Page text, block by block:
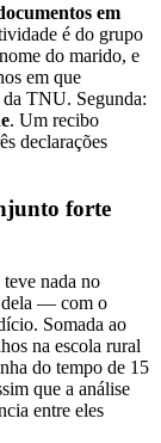
em
é do grupo
do marido, e
em que
TNU. Segunda:
. Um recibo
declarações
forte
nada no
dela — com o
Somada ao
na escola rural
do tempo de 15
que a análise
entre eles